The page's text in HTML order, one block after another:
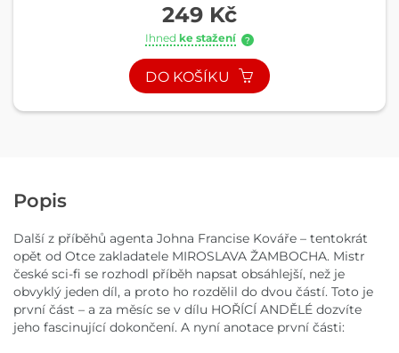
249 Kč
Ihned ke stažení ?
DO KOŠÍKU
Popis
Další z příběhů agenta Johna Francise Kováře – tentokrát
opět od Otce zakladatele MIROSLAVA ŽAMBOCHA. Mistr
české sci-fi se rozhodl příběh napsat obsáhlejší, než je
obvyklý jeden díl, a proto ho rozdělil do dvou částí. Toto je
první část – a za měsíc se v dílu HOŘÍCÍ ANDĚLÉ dozvíte
jeho fascinující dokončení. A nyní anotace první části: